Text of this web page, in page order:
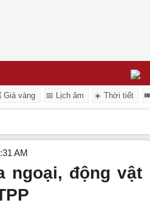
Giá vàng 📅 Lịch âm ☀️ Thời tiết
AM
ngoại, động vật